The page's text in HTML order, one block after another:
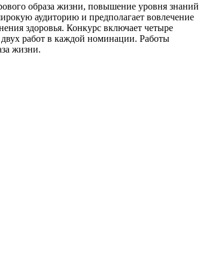
образа жизни, повышение уровня знаний
аудиторию и предполагает вовлечение
здоровья. Конкурс включает четыре
работ в каждой номинации. Работы
жизни.